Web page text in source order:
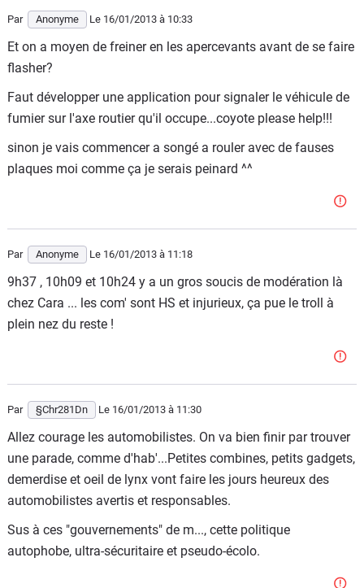
Par Anonyme Le 16/01/2013 à 10:33
Et on a moyen de freiner en les apercevants avant de se faire
flasher?
Faut développer une application pour signaler le véhicule de
fumier sur l'axe routier qu'il occupe...coyote please help!!!
sinon je vais commencer a songé a rouler avec de fauses
plaques moi comme ça je serais peinard ^^
Par Anonyme Le 16/01/2013 à 11:18
9h37 , 10h09 et 10h24 y a un gros soucis de modération là
chez Cara ... les com' sont HS et injurieux, ça pue le troll à
plein nez du reste !
Par §Chr281Dn Le 16/01/2013 à 11:30
Allez courage les automobilistes. On va bien finir par trouver
une parade, comme d'hab'...Petites combines, petits gadgets,
demerdise et oeil de lynx vont faire les jours heureux des
automobilistes avertis et responsables.
Sus à ces "gouvernements" de m..., cette politique
autophobe, ultra-sécuritaire et pseudo-écolo.